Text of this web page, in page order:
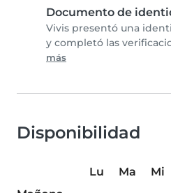
Documento de
Vivis presentó una
y completó las
más
Disponibilidad
Lu Ma Mi